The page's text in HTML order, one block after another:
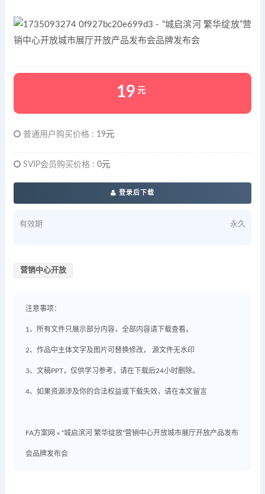
19 元
普通用户购买价格 : 19元
SVIP会员购买价格 : 0元
登录后下载
有效期 永久
营销中心开放
注意事项：
1、所有文件只展示部分内容，全部内容请下载查看。
2、作品中主体文字及图片可替换修改， 源文件无水印
3、文稿PPT，仅供学习参考，请在下载后24小时删除。
4、如果资源涉及你的合法权益或下载失效，请在本文留言
FA方案网 » “城启滨河 繁华绽放”营销中心开放城市展厅开放产品发布
会品牌发布会